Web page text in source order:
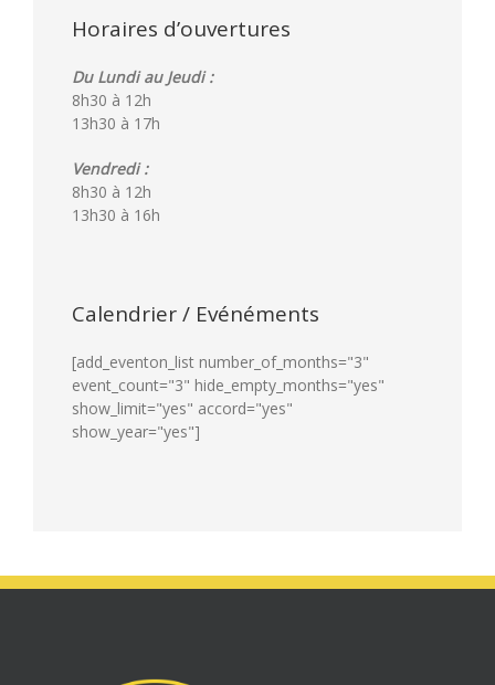
Horaires d’ouvertures
Du Lundi au Jeudi :
8h30 à 12h
13h30 à 17h
Vendredi :
8h30 à 12h
13h30 à 16h
Calendrier / Evénéments
[add_eventon_list number_of_months="3"
event_count="3" hide_empty_months="yes"
show_limit="yes" accord="yes"
show_year="yes"]